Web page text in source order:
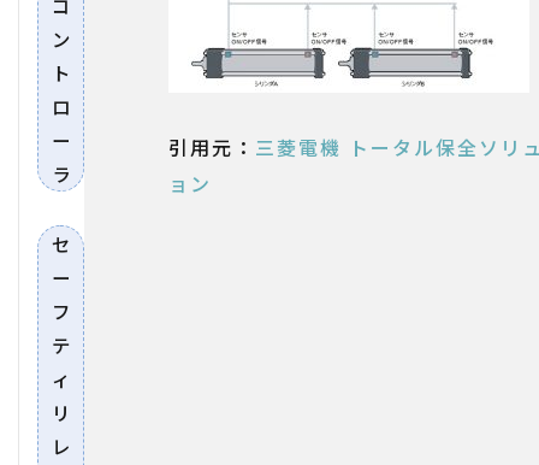
ン
ト
ロ
ー
ラ
セ
ー
フ
テ
ィ
リ
レ
引用元： 三菱電機 トータル保全ソリ
ョン